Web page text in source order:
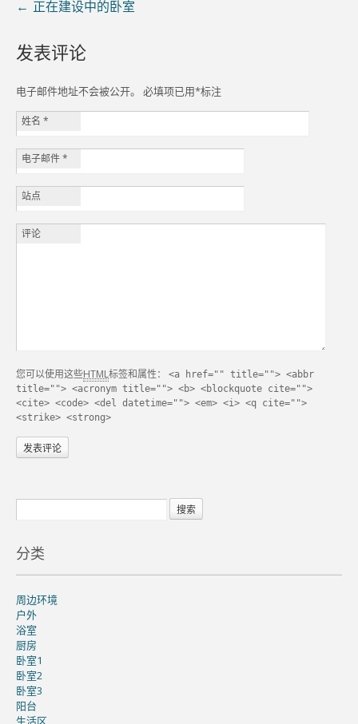
← 正在建设中的卧室
发表评论
电子邮件地址不会被公开。 必填项已用*标注
姓名 *
电子邮件*
站点
评论
您可以使用这些HTML标签和属性：
<a href="" title=""> <abbr
title=""> <acronym title=""> <b> <blockquote cite="">
<cite> <code> <del datetime=""> <em> <i> <q cite="">
<strike> <strong>
分类
周边环境
户外
浴室
厨房
卧室1
卧室2
卧室3
阳台